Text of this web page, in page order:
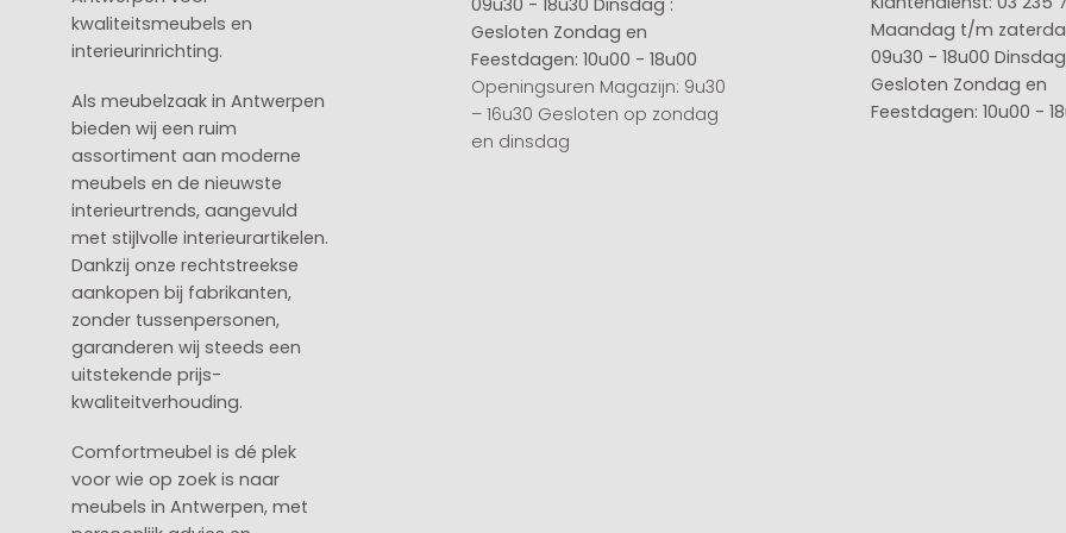
kwaliteitsmeubels en
interieurinrichting.
Als meubelzaak in Antwerpen
bieden wij een ruim
assortiment aan moderne
meubels en de nieuwste
interieurtrends, aangevuld
met stijlvolle interieurartikelen.
Dankzij onze rechtstreekse
aankopen bij fabrikanten,
zonder tussenpersonen,
garanderen wij steeds een
uitstekende prijs-
kwaliteitverhouding.
Comfortmeubel is dé plek
voor wie op zoek is naar
meubels in Antwerpen, met
09u30 - 18u30 Dinsdag :
Gesloten Zondag en
Feestdagen: 10u00 - 18u00
Openingsuren Magazijn: 9u30
– 16u30 Gesloten op zondag
en dinsdag
Maandag t/m
09u30 - 18u00
Gesloten Zondag en
Feestdagen: 10u00 -